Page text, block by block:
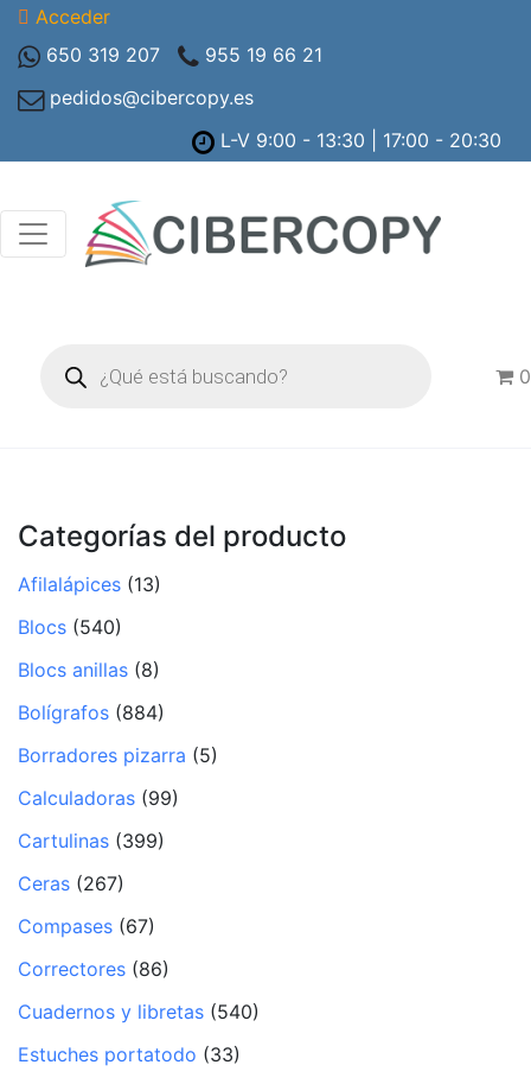
Acceder
650 319 207
955 19 66 21
pedidos@cibercopy.es
L-V 9:00 - 13:30 | 17:00 - 20:30
productos
0
Categorías del producto
Afilalápices (13)
Blocs (540)
Blocs anillas (8)
Bolígrafos (884)
Borradores pizarra (5)
Calculadoras (99)
Cartulinas (399)
Ceras (267)
Compases (67)
Correctores (86)
Cuadernos y libretas (540)
Estuches portatodo (33)